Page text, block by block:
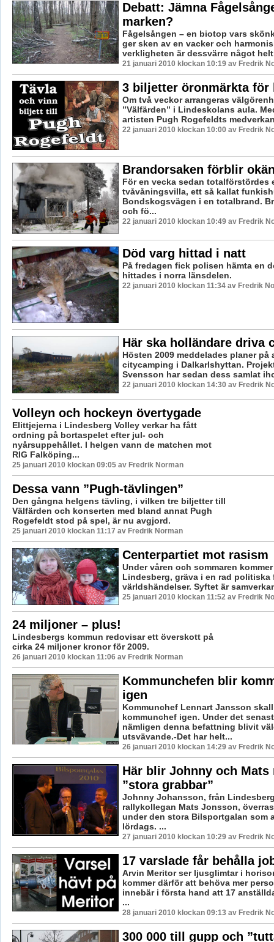
Debatt: Jämna
marken?
Fågelsången – en biotop vars
ger sken av en vacker och
verkligheten är dessvärre något
21 januari 2010 klockan 10:19 av Fredrik
3 biljetter öronmärkta för
Om två veckor arrangeras
”Välfärden” i Lindeskolans aula.
artisten Pugh Rogefeldts
22 januari 2010 klockan 10:00 av Fredrik
Brandorsaken förblir
För en vecka sedan totalförstördes
tvåvåningsvilla, ett så kallat
Bondskogsvägen i en totalbrand.
och fö...
22 januari 2010 klockan 10:49 av Fredrik
Död varg hittad i natt
På fredagen fick polisen hämta en
hittades i norra länsdelen.
22 januari 2010 klockan 11:34 av Fredrik
Här ska holländare driva
Hösten 2009 meddelades planer på
citycamping i Dalkarlshyttan.
Svensson har sedan dess samlat
22 januari 2010 klockan 14:30 av Fredrik
Volleyn och hockeyn övertygade
Elittjejerna i Lindesberg Volley verkar ha fått
ordning på bortaspelet efter jul- och
nyårsuppehållet. I helgen vann de matchen mot
RIG Falköping...
25 januari 2010 klockan 09:05 av Fredrik Norman
Dessa vann ”Pugh-tävlingen”
Den gångna helgens tävling, i vilken tre biljetter till
Välfärden och konserten med bland annat Pugh
Rogefeldt stod på spel, är nu avgjord.
25 januari 2010 klockan 11:17 av Fredrik Norman
Centerpartiet mot rasism
Under våren och sommaren
Lindesberg, gräva i en rad politiska
världshändelser. Syftet är
25 januari 2010 klockan 11:52 av Fredrik
24 miljoner – plus!
Lindesbergs kommun redovisar ett överskott på
cirka 24 miljoner kronor för 2009.
26 januari 2010 klockan 11:06 av Fredrik Norman
Kommunchefen blir
igen
Kommunchef Lennart Jansson
kommunchef igen. Under det
nämligen denna befattning blivit
utsvävande.-Det har helt...
26 januari 2010 klockan 14:29 av Fredrik
Här blir Johnny och
”stora grabbar”
Johnny Johansson, från
rallykollegan Mats Jonsson,
under den stora Bilsportgalan som
lördags. ...
27 januari 2010 klockan 10:29 av Fredrik
17 varslade får behålla
Arvin Meritor ser ljusglimtar i
kommer därför att behöva mer
innebär i första hand att 17
...
28 januari 2010 klockan 09:13 av Fredrik
300 000 till gupp och